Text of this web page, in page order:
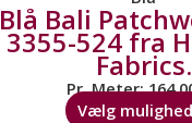
Blå Bali
3355-524 fra
Fabrics.
Pr. Meter:
Vælg